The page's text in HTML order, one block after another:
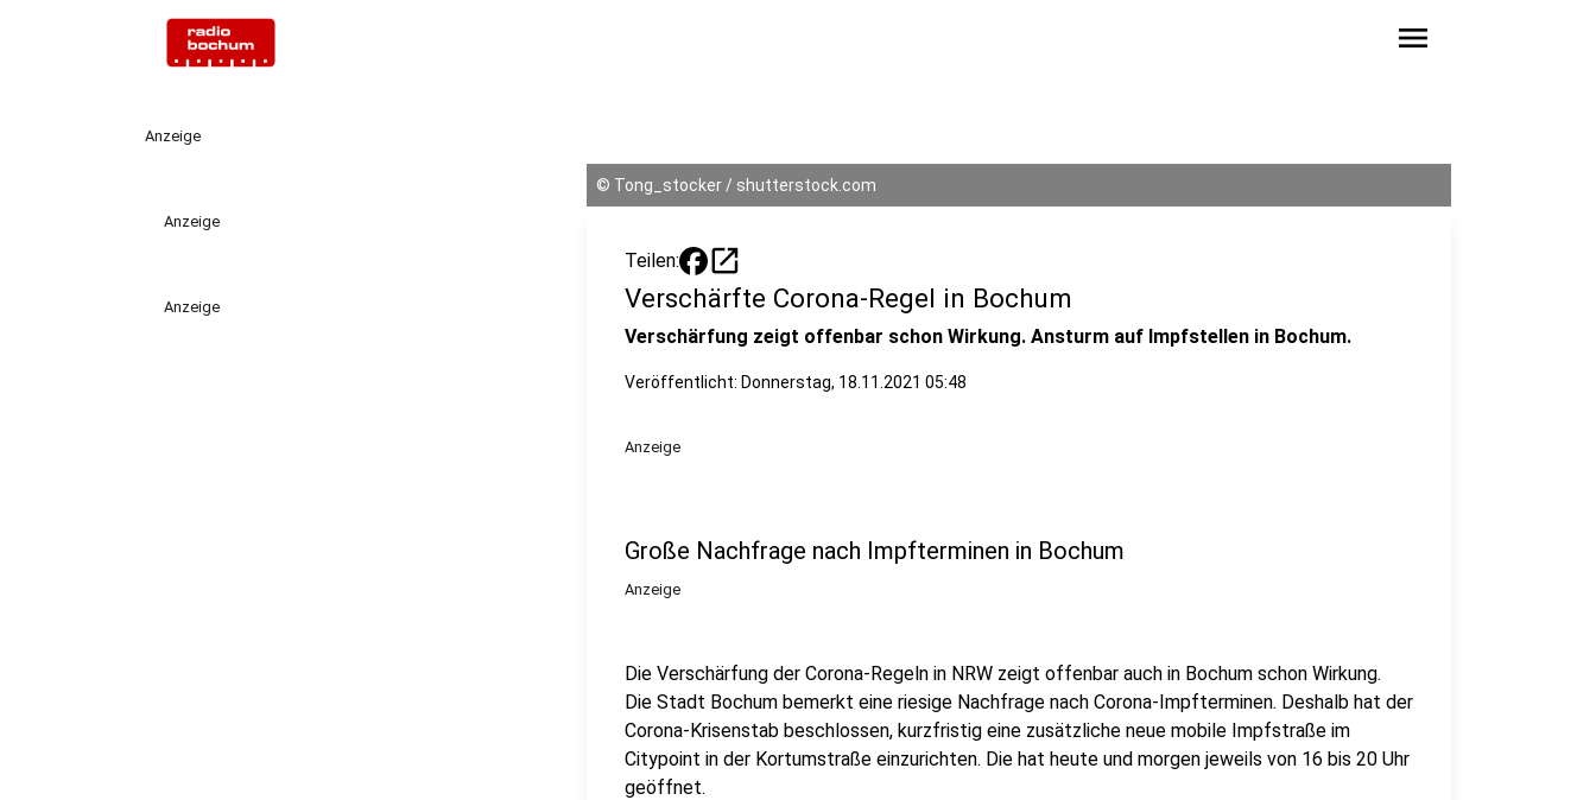
menu
Anzeige
Anzeige
Anzeige
© Tong_stocker / shutterstock.com
Teilen: open_in_new
Verschärfte Corona-Regel in Bochum
Verschärfung zeigt offenbar schon Wirkung. Ansturm auf Impfstellen in Bochum.
Veröffentlicht: Donnerstag, 18.11.2021 05:48
Anzeige
Große Nachfrage nach Impfterminen in Bochum
Anzeige
Die Verschärfung der Corona-Regeln in NRW zeigt offenbar auch in Bochum schon Wirkung.
Die Stadt Bochum bemerkt eine riesige Nachfrage nach Corona-Impfterminen. Deshalb hat der
Corona-Krisenstab beschlossen, kurzfristig eine zusätzliche neue mobile Impfstraße im
Citypoint in der Kortumstraße einzurichten. Die hat heute und morgen jeweils von 16 bis 20 Uhr
geöffnet.